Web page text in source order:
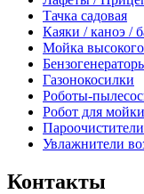
Тачка садовая
Каяки / каноэ /
Мойка
Газонокосилки
Роботы-
Робот для
Пароочистители
Увлажнители
Контакты